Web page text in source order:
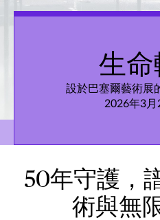
生命
設於巴塞爾藝術展
2026年3月
50年守護，
術與無